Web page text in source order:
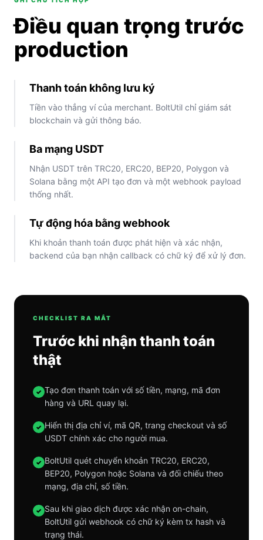
Điều quan trọng trước
production
Thanh toán không lưu ký
Tiền vào thẳng ví của merchant. BoltUtil chỉ giám sát
blockchain và gửi thông báo.
Ba mạng USDT
Nhận USDT trên TRC20, ERC20, BEP20, Polygon và
Solana bằng một API tạo đơn và một webhook payload
thống nhất.
Tự động hóa bằng webhook
Khi khoản thanh toán được phát hiện và xác nhận,
backend của bạn nhận callback có chữ ký để xử lý đơn.
CHECKLIST RA MẮT
Trước khi nhận thanh toán
thật
✓ Tạo đơn thanh toán với số tiền, mạng, mã đơn
hàng và URL quay lại.
✓ Hiển thị địa chỉ ví, mã QR, trang checkout và số
USDT chính xác cho người mua.
✓ BoltUtil quét chuyển khoản TRC20, ERC20,
BEP20, Polygon hoặc Solana và đối chiếu theo
mạng, địa chỉ, số tiền.
✓ Sau khi giao dịch được xác nhận on-chain,
BoltUtil gửi webhook có chữ ký kèm tx hash và
trạng thái.